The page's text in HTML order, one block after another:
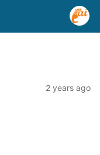
2 years ago